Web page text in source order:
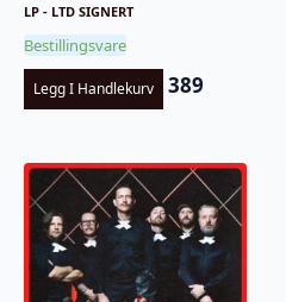
LP - LTD SIGNERT
Bestillingsvare
Legg I Handlekurv 389